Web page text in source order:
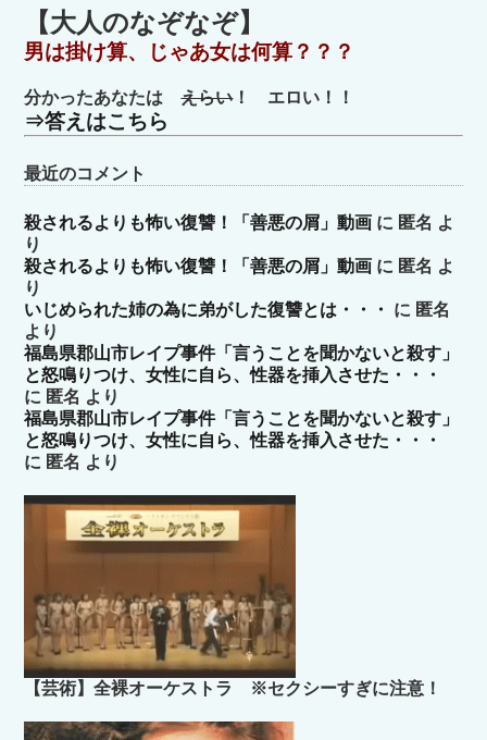
ゴ
リ
ー
【大人のなぞなぞ】
男は掛け算、じゃあ女は何算？？？
分かったあなたはえらい！ エロい！！
⇒答えはこちら
最近のコメント
殺されるよりも怖い復讐！「善悪の屑」動画 に 匿名 よ
り
殺されるよりも怖い復讐！「善悪の屑」動画 に 匿名 よ
り
いじめられた姉の為に弟がした復讐とは・・・
に 匿名
より
福島県郡山市レイプ事件「言うことを聞かないと殺す」
と怒鳴りつけ、女性に自ら、性器を挿入させた・・・
に 匿名 より
福島県郡山市レイプ事件「言うことを聞かないと殺す」
と怒鳴りつけ、女性に自ら、性器を挿入させた・・・
に 匿名 より
【芸術】全裸オーケストラ ※セクシーすぎに注意！